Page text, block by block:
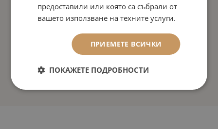
предоставили или която са събрали от
вашето използване на техните услуги.
ПРИЕМЕТЕ ВСИЧКИ
ПОКАЖЕТЕ ПОДРОБНОСТИ